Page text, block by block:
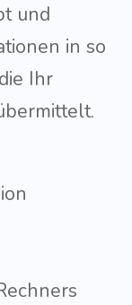
und
in so
Ihr